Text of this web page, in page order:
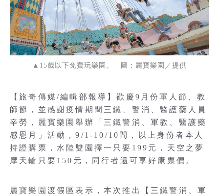
▲15歲以下免費玩樂園。 圖：麗寶樂園／提供
【旅奇傳媒/編輯部報導】歡慶9月份軍人節、教
師節，並感謝疫情期間三鐵、警消、醫護藥人員
辛勞，麗寶樂園舉辦「三鐵警消、軍教、醫護藥
感恩月」活動，9/1-10/10間，以上身份者本人
持證購票，水陸雙園擇一只要199元，天空之夢
摩天輪只要150元，同行者還可享好康票價。
麗寶樂園渡假區表示，本次推出【三鐵警消、軍